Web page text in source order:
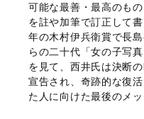
可能な最善・最高のも
を註や加筆で訂正して
年の木村伊兵衛賞で長
らの二十代「女の子写
を見て、西井氏は決断
宣告され、奇跡的な復
た人に向けた最後のメッ